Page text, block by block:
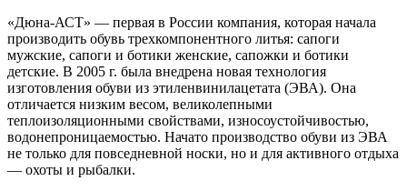
«Дюна-АСТ» — первая в России компания, которая начала
производить обувь трехкомпонентного литья: сапоги
мужские, сапоги и ботики женские, сапожки и ботики
детские. В 2005 г. была внедрена новая технология
изготовления обуви из этиленвинилацетата (ЭВА). Она
отличается низким весом, великолепными
теплоизоляционными свойствами, износоустойчивостью,
водонепроницаемостью. Начато производство обуви из ЭВА
не только для повседневной носки, но и для активного отдыха
— охоты и рыбалки.